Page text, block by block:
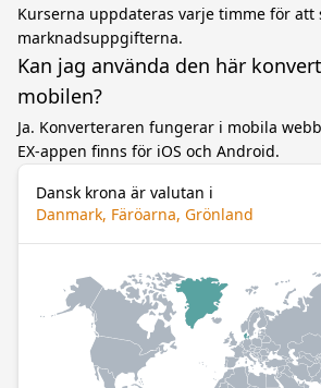
Kurserna uppdateras varje timme för att
marknadsuppgifterna.
Kan jag använda den här
mobilen?
Ja. Konverteraren fungerar i mobila
EX-appen finns för iOS och Android.
Dansk krona är valutan i
Danmark, Färöarna, Grönland